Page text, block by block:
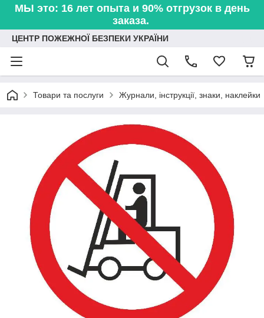
МЫ это: 16 лет опыта и 90% отгрузок в день
заказа.
ЦЕНТР ПОЖЕЖНОЇ БЕЗПЕКИ УКРАЇНИ
Товари та послуги Журнали, інструкції, знаки, наклейки